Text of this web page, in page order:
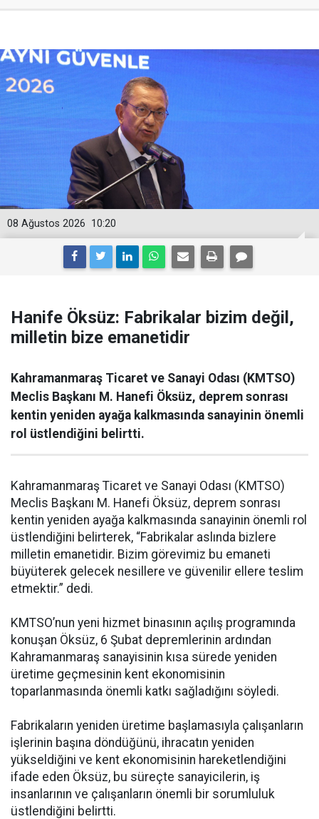
10:20
08 Ağustos 2026
Hanife Öksüz: Fabrikalar bizim değil,
milletin bize emanetidir
Kahramanmaraş Ticaret ve Sanayi Odası (KMTSO)
Meclis Başkanı M. Hanefi Öksüz, deprem sonrası
kentin yeniden ayağa kalkmasında sanayinin önemli
rol üstlendiğini belirtti.
Kahramanmaraş Ticaret ve Sanayi Odası (KMTSO)
Meclis Başkanı M. Hanefi Öksüz, deprem sonrası
kentin yeniden ayağa kalkmasında sanayinin önemli rol
üstlendiğini belirterek, “Fabrikalar aslında bizlere
milletin emanetidir. Bizim görevimiz bu emaneti
büyüterek gelecek nesillere ve güvenilir ellere teslim
etmektir.” dedi.
KMTSO’nun yeni hizmet binasının açılış programında
konuşan Öksüz, 6 Şubat depremlerinin ardından
Kahramanmaraş sanayisinin kısa sürede yeniden
üretime geçmesinin kent ekonomisinin
toparlanmasında önemli katkı sağladığını söyledi.
Fabrikaların yeniden üretime başlamasıyla çalışanların
işlerinin başına döndüğünü, ihracatın yeniden
yükseldiğini ve kent ekonomisinin hareketlendiğini
ifade eden Öksüz, bu süreçte sanayicilerin, iş
insanlarının ve çalışanların önemli bir sorumluluk
üstlendiğini belirtti.